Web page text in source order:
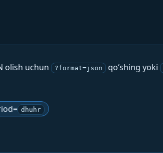
olish uchun ?format=json qo‘shing yoki
dhuhr